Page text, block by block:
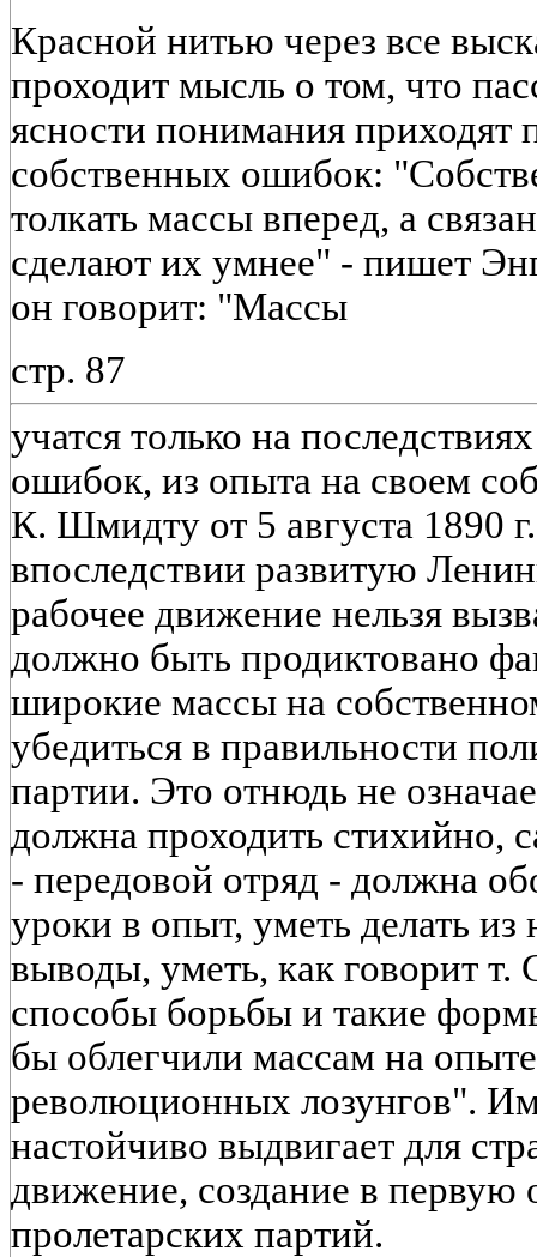
Красной нитью через все
проходит мысль о том, что
ясности понимания приходят
собственных ошибок:
толкать массы вперед, а
сделают их умнее" - пишет
он говорит: "Массы
стр. 87
учатся только на
ошибок, из опыта на своем
К. Шмидту от 5 августа 1890
впоследствии развитую
рабочее движение нельзя
должно быть продиктовано
широкие массы на
убедиться в правильности
партии. Это отнюдь не
должна проходить стихийно,
- передовой отряд - должна
уроки в опыт, уметь делать
выводы, уметь, как говорит т.
способы борьбы и такие
бы облегчили массам на
революционных лозунгов".
настойчиво выдвигает для
движение, создание в первую
пролетарских партий.